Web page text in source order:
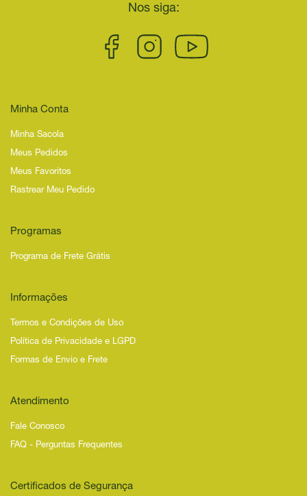
Nos siga:
Minha Conta
Minha Sacola
Meus Pedidos
Meus Favoritos
Rastrear Meu Pedido
Programas
Programa de Frete Grátis
Informações
Termos e Condições de Uso
Política de Privacidade e LGPD
Formas de Envio e Frete
Atendimento
Fale Conosco
FAQ - Perguntas Frequentes
Certificados de Segurança